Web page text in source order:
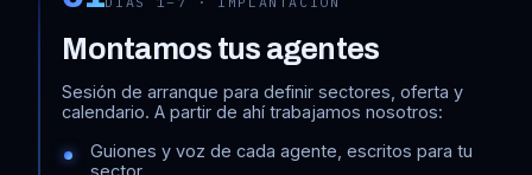
Montamos tus agentes
Sesión de arranque para definir sectores, oferta y
calendario. A partir de ahí trabajamos nosotros:
Guiones y voz de cada agente, escritos para tu
sector.